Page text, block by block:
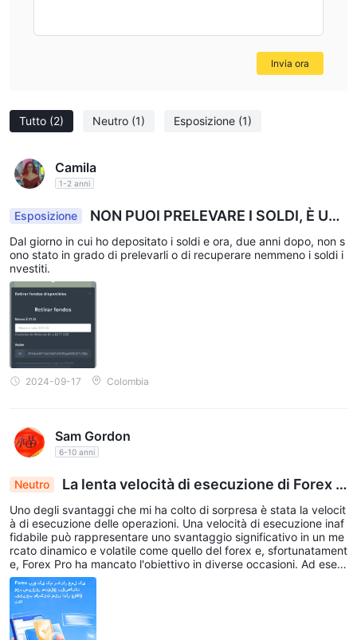
Tutto (2) Neutro (1) Esposizione (1)
Camila
1-2 anni
Esposizione
NON PUOI PRELEVARE I SOLDI, È UN
A TRUFFA
Dal giorno in cui ho depositato i soldi e ora, due anni dopo, non s
ono stato in grado di prelevarli o di recuperare nemmeno i soldi i
nvestiti.
2024-09-17 Colombia
Sam Gordon
6-10 anni
Neutro
La lenta velocità di esecuzione di Forex P
ro porta a perdite inaspettate durante le negozia
zioni volatili
Uno degli svantaggi che mi ha colto di sorpresa è stata la velocit
à di esecuzione delle operazioni. Una velocità di esecuzione inaf
fidabile può rappresentare uno svantaggio significativo in un me
rcato dinamico e volatile come quello del forex e, sfortunatament
e, Forex Pro ha mancato l'obiettivo in diverse occasioni. Ad esem
pio, durante un recente ##### di volatilità del trading, avevo a c
he fare con la coppia EUR/USD che stava assistendo a oscillazio
ni aggressive del mercato. Confidando nella velocità di esecuzio
ne di Forex Pro, ho effettuato i miei ordini, ma ho riscontrato freq
uenti slittamenti che hanno portato a perdite deludenti.
Invia ora